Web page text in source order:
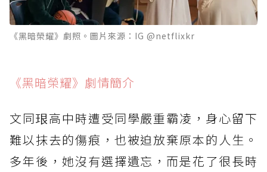
《黑暗榮耀》劇照。圖片來源：IG @netflixkr
《黑暗榮耀》劇情簡介
文同珢高中時遭受同學嚴重霸凌，身心留下
難以抹去的傷痕，也被迫放棄原本的人生。
多年後，她沒有選擇遺忘，而是花了很長時